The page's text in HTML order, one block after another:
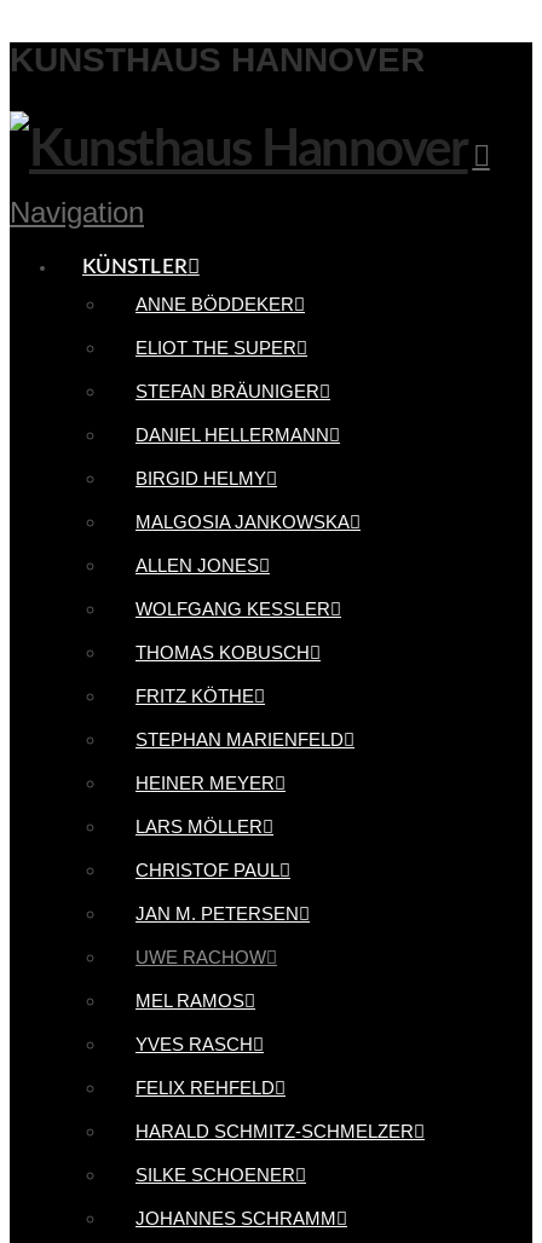
KUNSTHAUS HANNOVER
Navigation
KÜNSTLER
ANNE BÖDDEKER
ELIOT THE SUPER
STEFAN BRÄUNIGER
DANIEL HELLERMANN
BIRGID HELMY
MALGOSIA JANKOWSKA
ALLEN JONES
WOLFGANG KESSLER
THOMAS KOBUSCH
FRITZ KÖTHE
STEPHAN MARIENFELD
HEINER MEYER
LARS MÖLLER
CHRISTOF PAUL
JAN M. PETERSEN
UWE RACHOW
MEL RAMOS
YVES RASCH
FELIX REHFELD
HARALD SCHMITZ-SCHMELZER
SILKE SCHOENER
JOHANNES SCHRAMM